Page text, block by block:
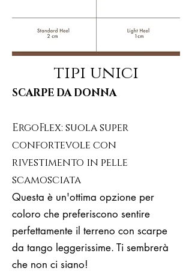
tipi unici
SCARPE DA DONNA
ErgoFlex: suola super
confortevole con
rivestimento in pelle
scamosciata
Questa è un'ottima opzione per
coloro che preferiscono sentire
perfettamente il terreno con scarpe
da tango leggerissime. Ti sembrerà
che non ci siano!